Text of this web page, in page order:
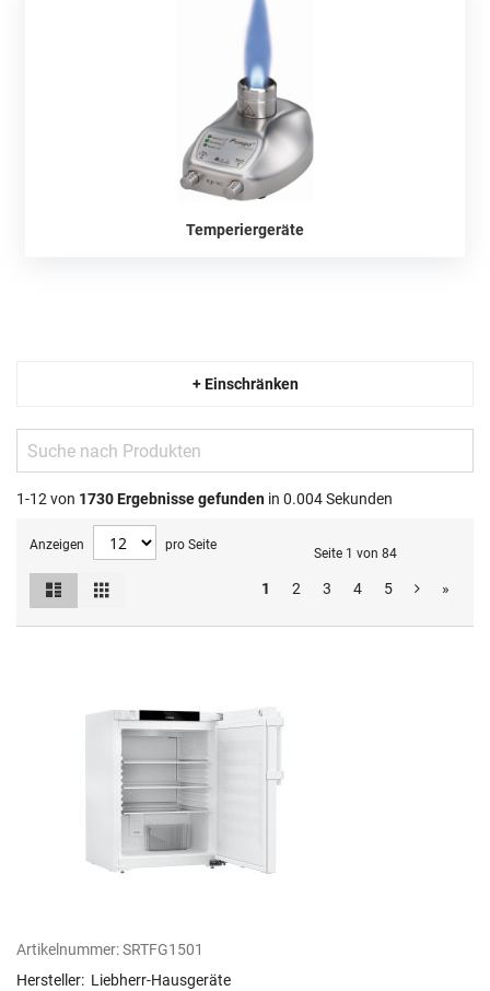
Temperiergeräte
+ Einschränken
1-12 von 1730Ergebnisse gefunden in 0.004 Sekunden
Anzeigen pro Seite
Seite 1 von 84
1 2 3 4 5 »
Ansicht
als
Artikelnummer:SRTFG1501
Hersteller: Liebherr-Hausgeräte